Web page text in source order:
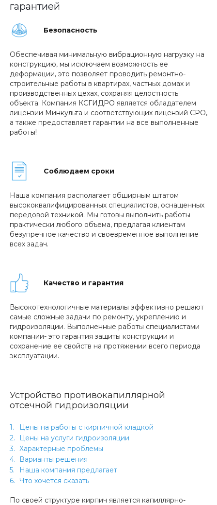
гарантией
Безопасность
Обеспечивая минимальную вибрационную нагрузку на
конструкцию, мы исключаем возможность ее
деформации, это позволяет проводить ремонтно-
строительные работы в квартирах, частных домах и
производственных цехах, сохраняя целостность
объекта. Компания КСГИДРО является обладателем
лицензии Минкульта и соответствующих лицензий СРО,
а также предоставляет гарантии на все выполненные
работы!
Соблюдаем сроки
Наша компания располагает обширным штатом
высококвалифицированных специалистов, оснащенных
передовой техникой. Мы готовы выполнить работы
практически любого объема, предлагая клиентам
безупречное качество и своевременное выполнение
всех задач.
Качество и гарантия
Высокотехнологичные материалы эффективно решают
самые сложные задачи по ремонту, укреплению и
гидроизоляции. Выполненные работы специалистами
компании- это гарантия защиты конструкции и
сохранение ее свойств на протяжении всего периода
эксплуатации.
Устройство противокапиллярной
отсечной гидроизоляции
Цены на работы с кирпичной кладкой
Цены на услуги гидроизоляции
Характерные проблемы
Варианты решения
Наша компания предлагает
Что хочется сказать
По своей структуре кирпич является капиллярно-